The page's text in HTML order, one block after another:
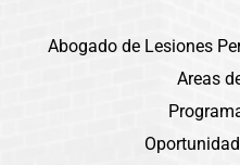
Abogado de Lesiones
Areas